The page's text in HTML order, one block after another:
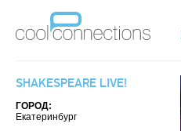
SHAKESPEARE LIVE!
ГОРОД:
Екатеринбург